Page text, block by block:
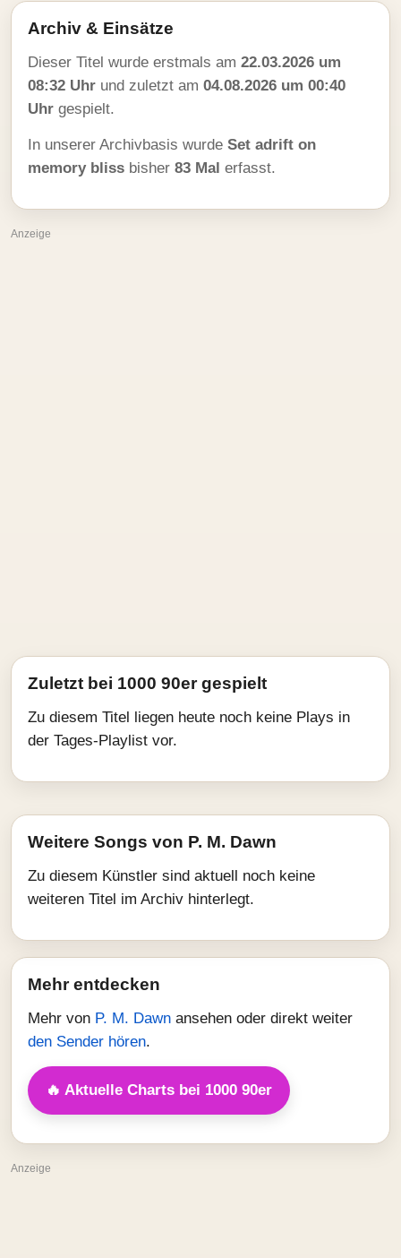
Archiv & Einsätze
Dieser Titel wurde erstmals am 22.03.2026 um
08:32 Uhr und zuletzt am 04.08.2026 um 00:40
Uhr gespielt.
In unserer Archivbasis wurde Set adrift on
memory bliss bisher 83 Mal erfasst.
Anzeige
Zuletzt bei 1000 90er gespielt
Zu diesem Titel liegen heute noch keine Plays in
der Tages-Playlist vor.
Weitere Songs von P. M. Dawn
Zu diesem Künstler sind aktuell noch keine
weiteren Titel im Archiv hinterlegt.
Mehr entdecken
Mehr von P. M. Dawn ansehen oder direkt weiter
den Sender hören.
🔥 Aktuelle Charts bei 1000 90er
Anzeige